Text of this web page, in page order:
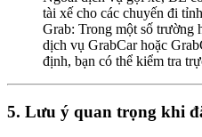
tài xế cho các chuyến đi
Grab: Trong một số trường
dịch vụ GrabCar hoặc
định, bạn có thể kiểm tra
5. Lưu ý quan trọng khi